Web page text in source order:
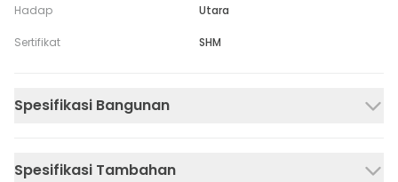
Hadap Utara
Sertifikat SHM
Spesifikasi Bangunan
Spesifikasi Tambahan